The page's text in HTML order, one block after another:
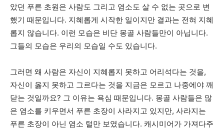
았던 푸른 초원은 사람도 그리고 염소도 살 수 없는 곳으로 변
했기 때문입니다. 지혜롭게 시작한 일이지만 결과는 전혀 지혜
롭지 않습니다. 이런 모습은 비단 몽골 사람들만이 아닙니다.
그들의 모습은 우리의 모습일 수도 있습니다.
그러면 왜 사람은 자신이 지혜롭지 못하고 어리석다는 것을,
자신이 옳지 못하고 그르다는 것을 지금은 모르고 나중에야 깨
닫는 것일까요? 그 이유는 욕심 때문입니다. 몽골 사람들은 많
은 염소를 키우면서 푸른 초장이 사라지고 있지만, 사라지는
푸른 초장이 아닌 염소 털만 보였습니다. 캐시미어가 가져다주